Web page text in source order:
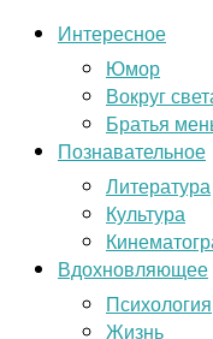
Интересное
Юмор
Вокруг
Братья
Познавательное
Литература
Культура
Вдохновляющее
Психология
Жизнь